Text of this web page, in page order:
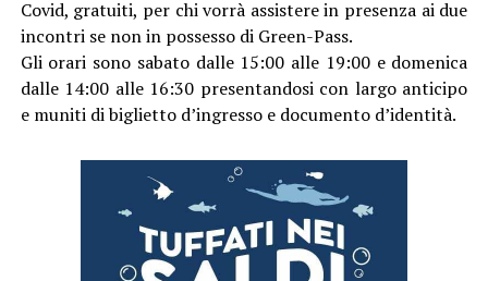
Covid, gratuiti, per chi vorrà assistere in presenza ai due
incontri se non in possesso di Green-Pass.
Gli orari sono sabato dalle 15:00 alle 19:00 e domenica
dalle 14:00 alle 16:30 presentandosi con largo anticipo
e muniti di biglietto d’ingresso e documento d’identità.